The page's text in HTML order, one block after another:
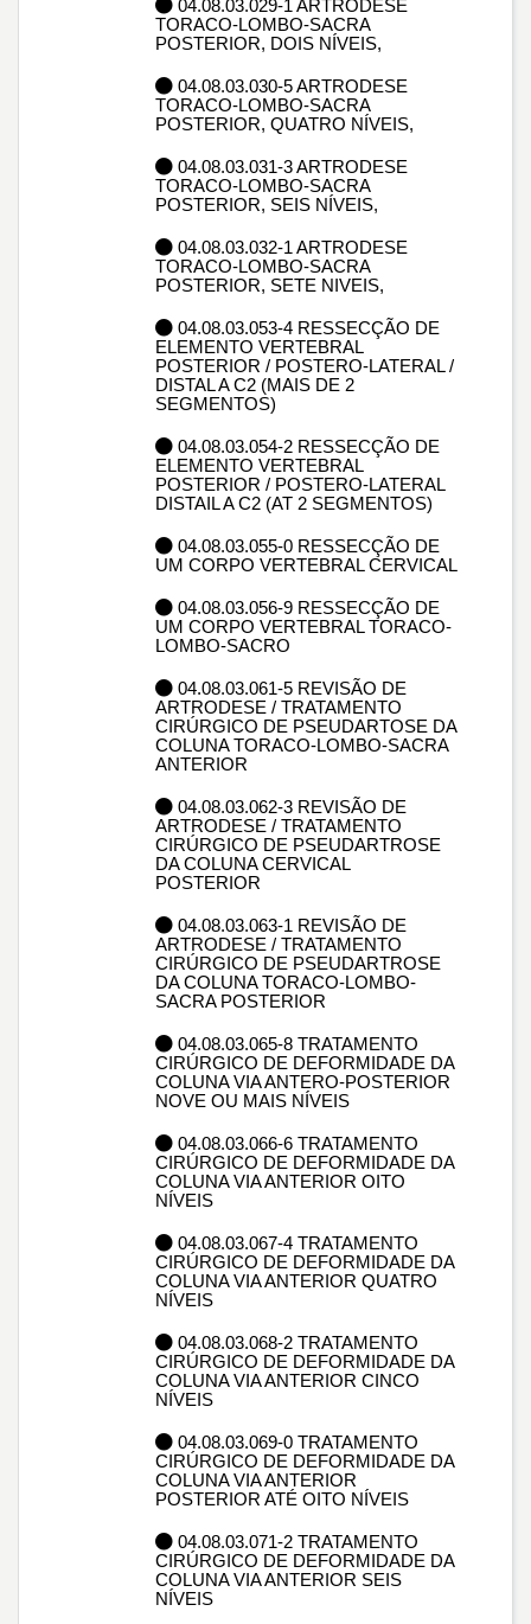
04.08.03.029-1 ARTRODESE
TORACO-LOMBO-SACRA
POSTERIOR, DOIS NÍVEIS,
04.08.03.030-5 ARTRODESE
TORACO-LOMBO-SACRA
POSTERIOR, QUATRO NÍVEIS,
04.08.03.031-3 ARTRODESE
TORACO-LOMBO-SACRA
POSTERIOR, SEIS NÍVEIS,
04.08.03.032-1 ARTRODESE
TORACO-LOMBO-SACRA
POSTERIOR, SETE NIVEIS,
04.08.03.053-4 RESSECÇÃO DE
ELEMENTO VERTEBRAL
POSTERIOR / POSTERO-LATERAL /
DISTAL A C2 (MAIS DE 2
SEGMENTOS)
04.08.03.054-2 RESSECÇÃO DE
ELEMENTO VERTEBRAL
POSTERIOR / POSTERO-LATERAL
DISTAIL A C2 (AT 2 SEGMENTOS)
04.08.03.055-0 RESSECÇÃO DE
UM CORPO VERTEBRAL CERVICAL
04.08.03.056-9 RESSECÇÃO DE
UM CORPO VERTEBRAL TORACO-
LOMBO-SACRO
04.08.03.061-5 REVISÃO DE
ARTRODESE / TRATAMENTO
CIRÚRGICO DE PSEUDARTOSE DA
COLUNA TORACO-LOMBO-SACRA
ANTERIOR
04.08.03.062-3 REVISÃO DE
ARTRODESE / TRATAMENTO
CIRÚRGICO DE PSEUDARTROSE
DA COLUNA CERVICAL
POSTERIOR
04.08.03.063-1 REVISÃO DE
ARTRODESE / TRATAMENTO
CIRÚRGICO DE PSEUDARTROSE
DA COLUNA TORACO-LOMBO-
SACRA POSTERIOR
04.08.03.065-8 TRATAMENTO
CIRÚRGICO DE DEFORMIDADE DA
COLUNA VIA ANTERO-POSTERIOR
NOVE OU MAIS NÍVEIS
04.08.03.066-6 TRATAMENTO
CIRÚRGICO DE DEFORMIDADE DA
COLUNA VIA ANTERIOR OITO
NÍVEIS
04.08.03.067-4 TRATAMENTO
CIRÚRGICO DE DEFORMIDADE DA
COLUNA VIA ANTERIOR QUATRO
NÍVEIS
04.08.03.068-2 TRATAMENTO
CIRÚRGICO DE DEFORMIDADE DA
COLUNA VIA ANTERIOR CINCO
NÍVEIS
04.08.03.069-0 TRATAMENTO
CIRÚRGICO DE DEFORMIDADE DA
COLUNA VIA ANTERIOR
POSTERIOR ATÉ OITO NÍVEIS
04.08.03.071-2 TRATAMENTO
CIRÚRGICO DE DEFORMIDADE DA
COLUNA VIA ANTERIOR SEIS
NÍVEIS